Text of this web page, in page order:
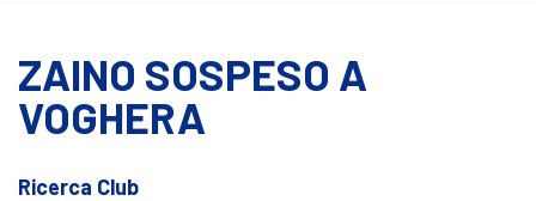
ZAINO SOSPESO A
VOGHERA
Ricerca Club